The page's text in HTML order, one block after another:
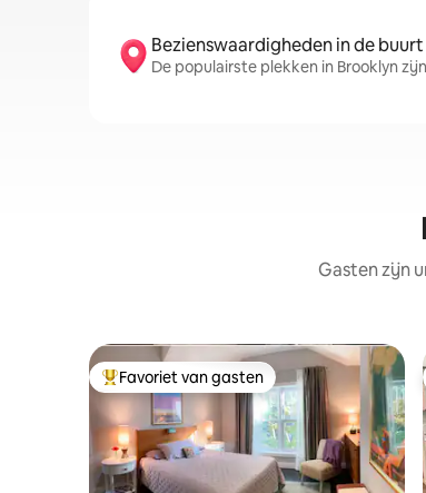
Bezienswaardigheden in de buurt
De populairste plekken in Brooklyn
Gasten zijn
Topfavoriet van gasten
Favoriet van gasten